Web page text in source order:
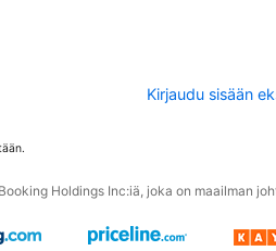
Kirjaudu sisään
Holdings Inc:iä, joka on maailman